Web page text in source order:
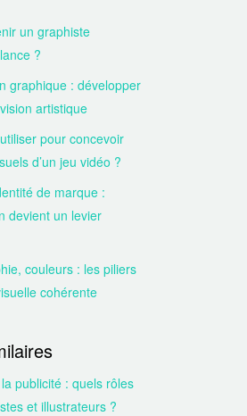
un graphiste
?
graphique : développer
artistique
pour concevoir
d’un jeu vidéo ?
de marque :
devient un levier
couleurs : les piliers
cohérente
publicité : quels rôles
et illustrateurs ?